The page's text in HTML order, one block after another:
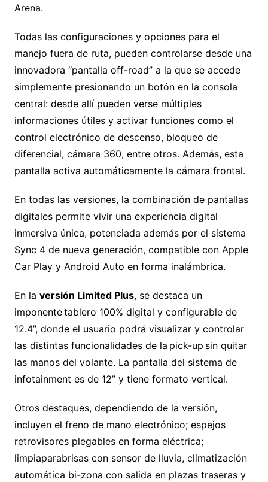
Arena.
Todas las configuraciones y opciones para el
manejo fuera de ruta, pueden controlarse desde una
innovadora “pantalla off-road” a la que se accede
simplemente presionando un botón en la consola
central: desde allí pueden verse múltiples
informaciones útiles y activar funciones como el
control electrónico de descenso, bloqueo de
diferencial, cámara 360, entre otros. Además, esta
pantalla activa automáticamente la cámara frontal.
En todas las versiones, la combinación de pantallas
digitales permite vivir una experiencia digital
inmersiva única, potenciada además por el sistema
Sync 4 de nueva generación, compatible con Apple
Car Play y Android Auto en forma inalámbrica.
En la versión Limited Plus, se destaca un
imponente tablero 100% digital y configurable de
12.4”, donde el usuario podrá visualizar y controlar
las distintas funcionalidades de la pick-up sin quitar
las manos del volante. La pantalla del sistema de
infotainment es de 12” y tiene formato vertical.
Otros destaques, dependiendo de la versión,
incluyen el freno de mano electrónico; espejos
retrovisores plegables en forma eléctrica;
limpiaparabrisas con sensor de lluvia, climatización
automática bi-zona con salida en plazas traseras y